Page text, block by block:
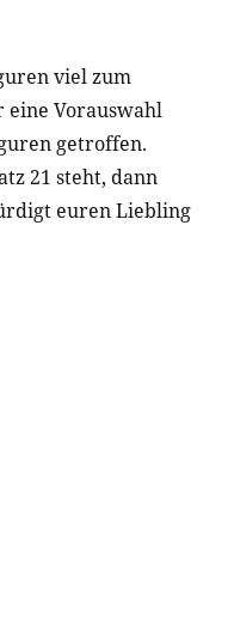
viel zum
Vorauswahl
getroffen.
21 steht, dann
euren Liebling